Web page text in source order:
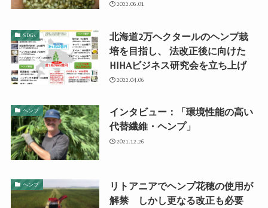
2022.06.01
SDGs
北海道2万ヘクタールのヘンプ栽
培を目指し、 法改正後に向けた
HIHAビジネス研究会を立ち上げ
2022.04.06
ヘンプ
インタビュー：「環境性能の高い
代替繊維・ヘンプ」
2021.12.26
ヘンプ
リトアニアでヘンプ花穂の使用が
解禁 しかし更なる改正も必要